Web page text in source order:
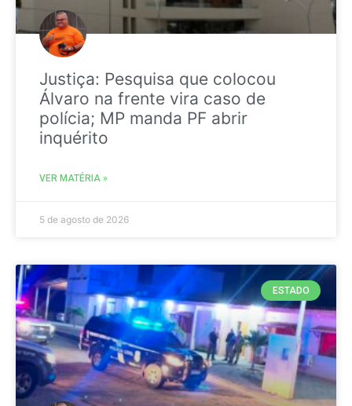
Justiça: Pesquisa que colocou
Álvaro na frente vira caso de
polícia; MP manda PF abrir
inquérito
VER MATÉRIA »
5 de agosto de 2026
ESTADO